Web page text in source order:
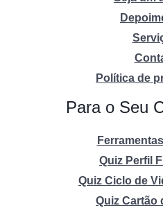
Política de
Para o Seu
Quiz Perfil
Quiz Ciclo de
Quiz Cartão